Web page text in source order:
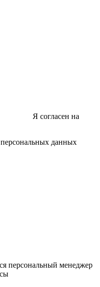
Я согласен на
данных
персональный менеджер